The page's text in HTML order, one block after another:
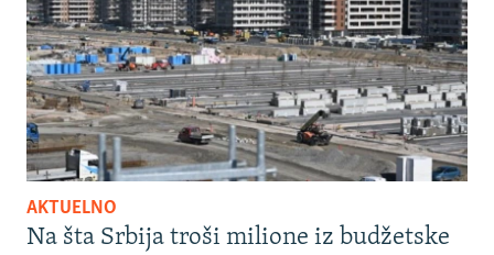
AKTUELNO
Na šta Srbija troši milione iz budžetske